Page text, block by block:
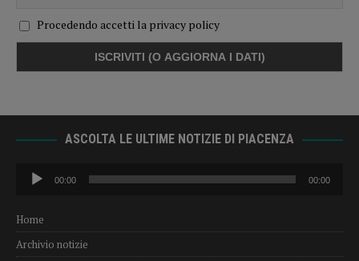
Procedendo accetti la privacy policy
ASCOLTA LE ULTIME NOTIZIE DI PIACENZA
Audio
Player
00:00 00:00
Home
Archivio notizie